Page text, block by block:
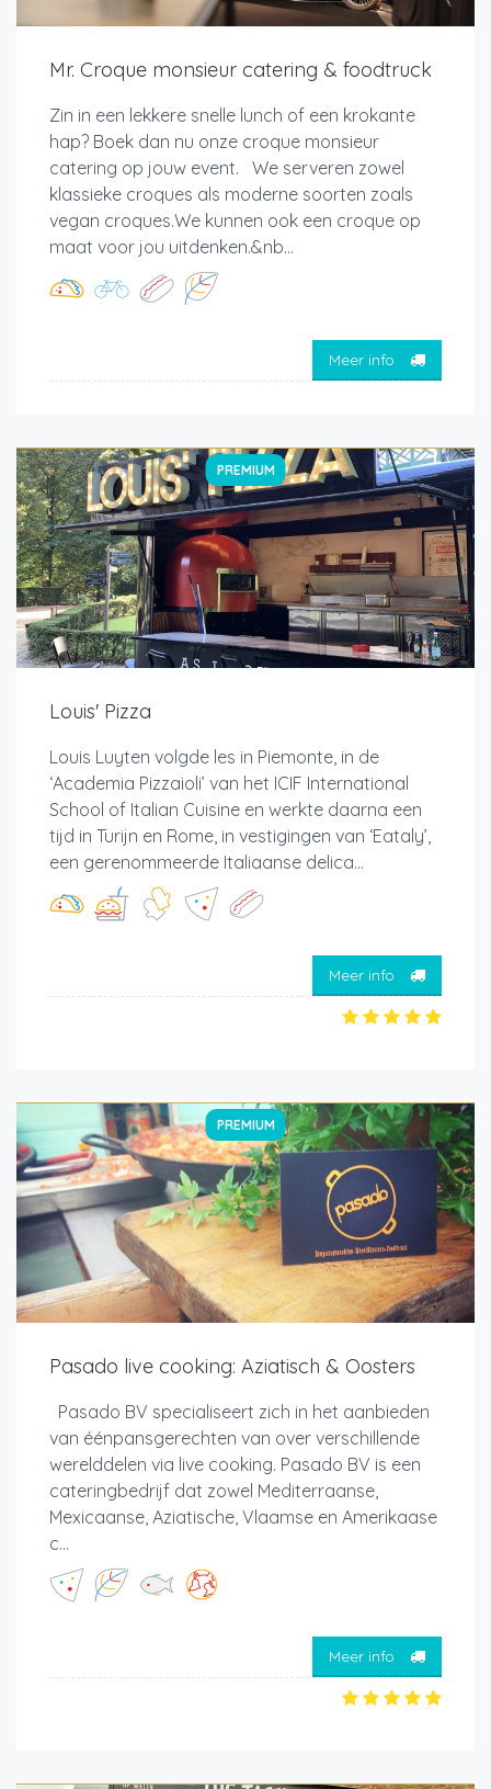
Mr. Croque monsieur catering & foodtruck
Zin in een lekkere snelle lunch of een krokante
hap? Boek dan nu onze croque monsieur
catering op jouw event. We serveren zowel
klassieke croques als moderne soorten zoals
vegan croques.We kunnen ook een croque op
maat voor jou uitdenken.&nb...
Meer info
PREMIUM
Louis' Pizza
Louis Luyten volgde les in Piemonte, in de
‘Academia Pizzaioli’ van het ICIF International
School of Italian Cuisine en werkte daarna een
tijd in Turijn en Rome, in vestigingen van ‘Eataly’,
een gerenommeerde Italiaanse delica...
Meer info
PREMIUM
Pasado live cooking: Aziatisch & Oosters
Pasado BV specialiseert zich in het aanbieden
van éénpansgerechten van over verschillende
werelddelen via live cooking. Pasado BV is een
cateringbedrijf dat zowel Mediterraanse,
Mexicaanse, Aziatische, Vlaamse en Amerikaase
c...
Meer info